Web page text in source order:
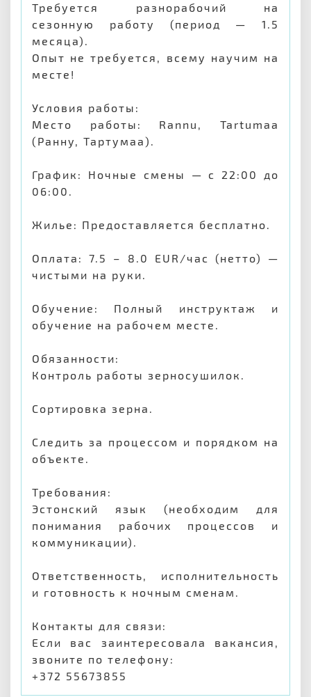
Требуется разнорабочий на
сезонную работу (период — 1.5
месяца).
Опыт не требуется, всему научим на
месте!
Условия работы:
Место работы: Rannu, Tartumaa
(Ранну, Тартумаа).
График: Ночные смены — с 22:00 до
06:00.
Жилье: Предоставляется бесплатно.
Оплата: 7.5 – 8.0 EUR/час (нетто) —
чистыми на руки.
Обучение: Полный инструктаж и
обучение на рабочем месте.
Обязанности:
Контроль работы зерносушилок.
Сортировка зерна.
Следить за процессом и порядком на
объекте.
Требования:
Эстонский язык (необходим для
понимания рабочих процессов и
коммуникации).
Ответственность, исполнительность
и готовность к ночным сменам.
Контакты для связи:
Если вас заинтересовала вакансия,
звоните по телефону:
+372 55673855